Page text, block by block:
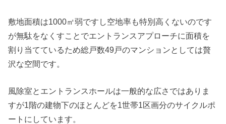
敷地面積は1000㎡弱ですし空地率も特別高くないのです
が無駄をなくすことでエントランスアプローチに面積を
割り当てているため総戸数49戸のマンションとしては贅
沢な空間です。
風除室とエントランスホールは一般的な広さではありま
すが1階の建物下のほとんどを1世帯1区画分のサイクルポ
ートにしています。